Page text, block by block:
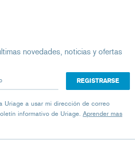
novedades, noticias y ofertas
Uriage a usar mi dirección de correo
informativo de Uriage. Aprender mas